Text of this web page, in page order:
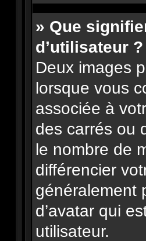
» Que
d’utilisateur ?
Deux images
lorsque vous
associée à
des carrés ou
le nombre de
différencier
généralement
d’avatar qui
utilisateur.